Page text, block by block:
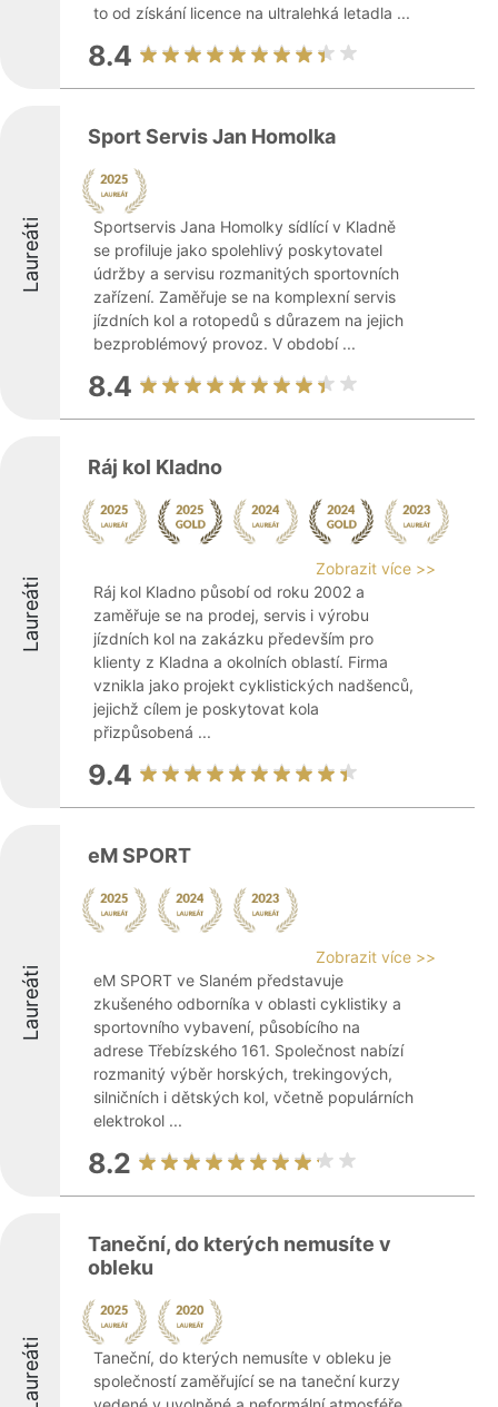
to od získání licence na ultralehká letadla ...
8.4
Laureáti
Sport Servis Jan Homolka
Sportservis Jana Homolky sídlící v Kladně
se profiluje jako spolehlivý poskytovatel
údržby a servisu rozmanitých sportovních
zařízení. Zaměřuje se na komplexní servis
jízdních kol a rotopedů s důrazem na jejich
bezproblémový provoz. V období ...
8.4
Laureáti
Ráj kol Kladno
Zobrazit více >>
Ráj kol Kladno působí od roku 2002 a
zaměřuje se na prodej, servis i výrobu
jízdních kol na zakázku především pro
klienty z Kladna a okolních oblastí. Firma
vznikla jako projekt cyklistických nadšenců,
jejichž cílem je poskytovat kola
přizpůsobená ...
9.4
Laureáti
eM SPORT
Zobrazit více >>
eM SPORT ve Slaném představuje
zkušeného odborníka v oblasti cyklistiky a
sportovního vybavení, působícího na
adrese Třebízského 161. Společnost nabízí
rozmanitý výběr horských, trekingových,
silničních i dětských kol, včetně populárních
elektrokol ...
8.2
Laureáti
Taneční, do kterých nemusíte v
obleku
Taneční, do kterých nemusíte v obleku je
společností zaměřující se na taneční kurzy